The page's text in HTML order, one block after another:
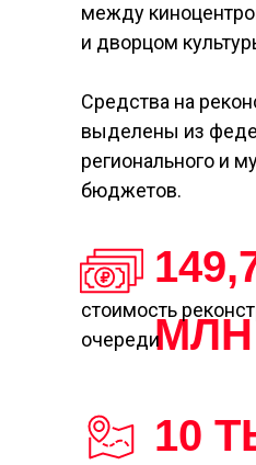
между
и дворцом
Средства на
выделены из
регионального и
бюджетов.
МЛН
стоимость
очереди
10